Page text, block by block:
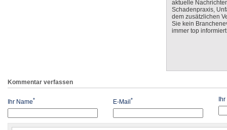
aktuelle
Schadenpraxis,
dem zusätzlichen
Sie kein
immer top
Kommentar verfassen
Ihr Name* E-Mail *